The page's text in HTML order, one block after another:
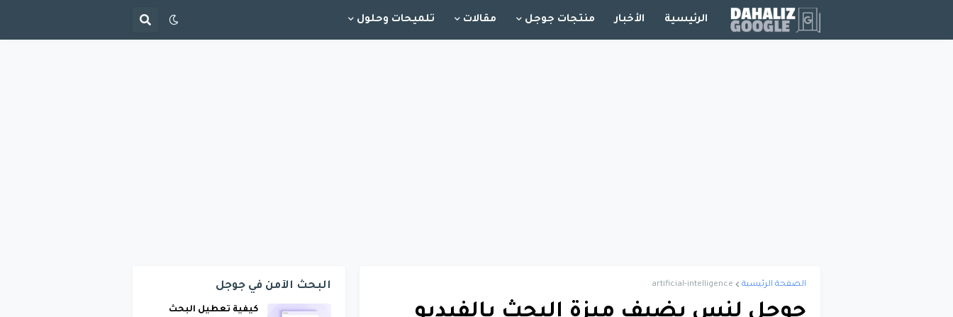
الرئيسية الأخبار منتجات جوجل مقالات تلميحات وحلول
الصفحة الرئيسية artificial-intelligence البحث الآمن في جوجل
كيفية تعطيل البحث